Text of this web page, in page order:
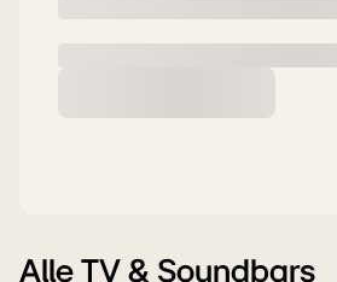
Alle TV & Soundbars